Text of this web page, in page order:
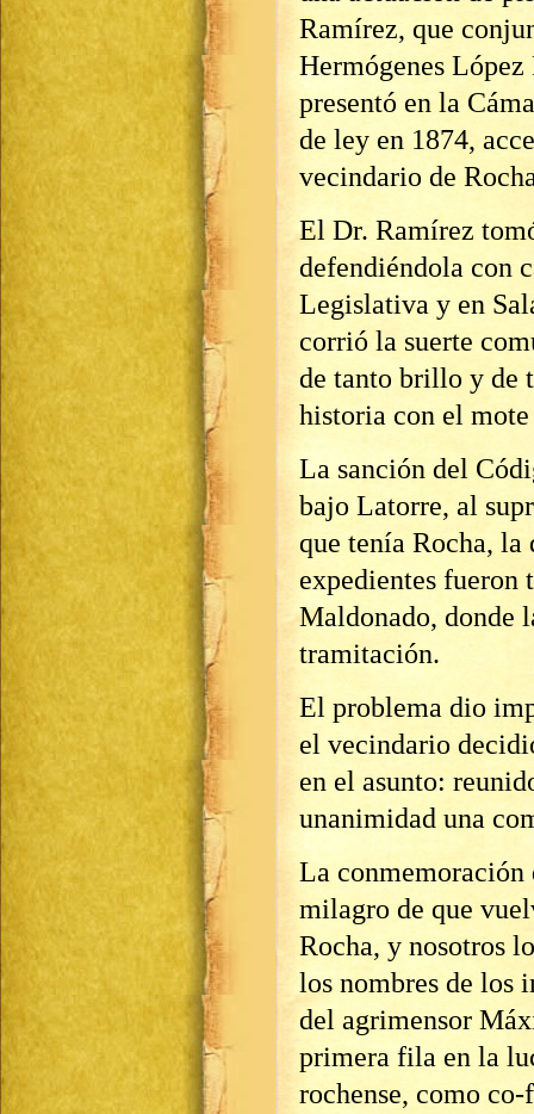
Ramírez, que
Hermógenes
presentó en la
de ley en 1874,
vecindario de
El Dr. Ramírez
defendiéndola con
Legislativa y en
corrió la suerte
de tanto brillo y de
historia con el mote
La sanción del
bajo Latorre, al
que tenía Rocha, la
expedientes fueron
Maldonado, donde
tramitación.
El problema dio
el vecindario
en el asunto:
unanimidad una
La
milagro de que
Rocha, y nosotros
los nombres de los
del agrimensor
primera fila en la
rochense, como